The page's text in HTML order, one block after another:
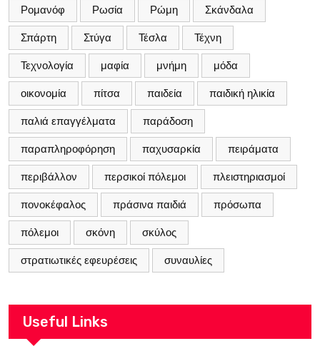
Ρομανόφ Ρωσία Ρώμη Σκάνδαλα
Σπάρτη Στύγα Τέσλα Τέχνη
Τεχνολογία μαφία μνήμη μόδα
οικονομία πίτσα παιδεία παιδική ηλικία
παλιά επαγγέλματα παράδοση
παραπληροφόρηση παχυσαρκία πειράματα
περιβάλλον περσικοί πόλεμοι πλειστηριασμοί
πονοκέφαλος πράσινα παιδιά πρόσωπα
πόλεμοι σκόνη σκύλος
στρατιωτικές εφευρέσεις συναυλίες
Useful Links